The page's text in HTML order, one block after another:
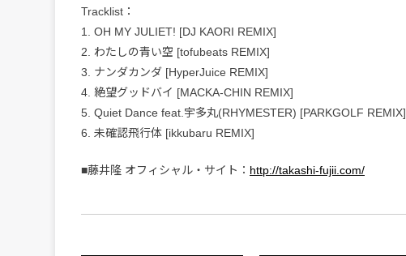
Tracklist：
1. OH MY JULIET! [DJ KAORI REMIX]
2. わたしの青い空 [tofubeats REMIX]
3. ナンダカンダ [HyperJuice REMIX]
4. 絶望グッドバイ [MACKA-CHIN REMIX]
5. Quiet Dance feat.宇多丸(RHYMESTER) [PARKGOLF REMIX]
6. 未確認飛行体 [ikkubaru REMIX]
■藤井隆 オフィシャル・サイト： http://takashi-fujii.com/